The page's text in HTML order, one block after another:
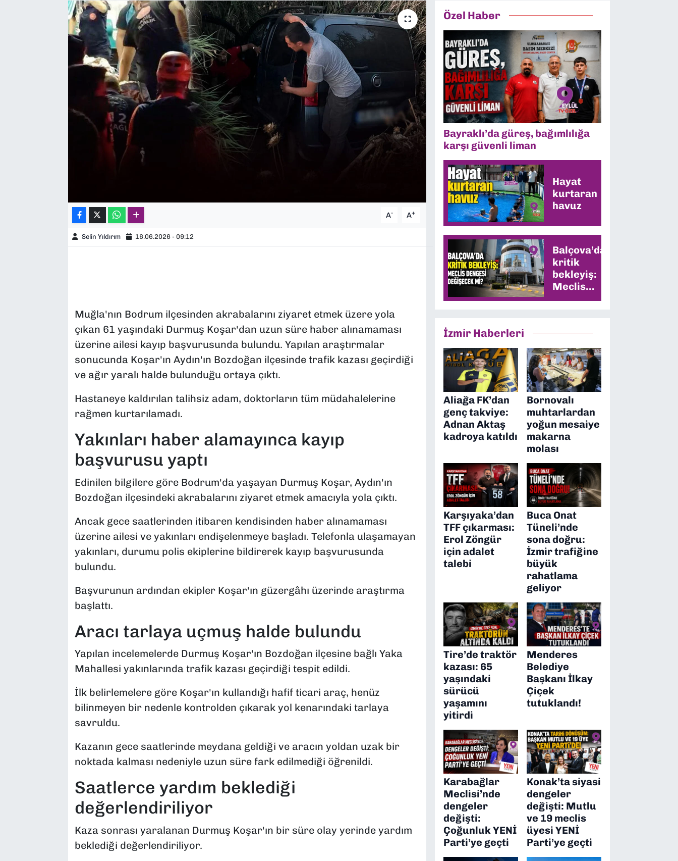
A- A+
Selin Yıldırım 16.06.2026 - 09:12
Muğla'nın Bodrum ilçesinden akrabalarını ziyaret etmek üzere yola
çıkan 61 yaşındaki Durmuş Koşar'dan uzun süre haber alınamaması
üzerine ailesi kayıp başvurusunda bulundu. Yapılan araştırmalar
sonucunda Koşar'ın Aydın'ın Bozdoğan ilçesinde trafik kazası geçirdiği
ve ağır yaralı halde bulunduğu ortaya çıktı.
Hastaneye kaldırılan talihsiz adam, doktorların tüm müdahalelerine
rağmen kurtarılamadı.
Yakınları haber alamayınca kayıp
başvurusu yaptı
Edinilen bilgilere göre Bodrum'da yaşayan Durmuş Koşar, Aydın'ın
Bozdoğan ilçesindeki akrabalarını ziyaret etmek amacıyla yola çıktı.
Ancak gece saatlerinden itibaren kendisinden haber alınamaması
üzerine ailesi ve yakınları endişelenmeye başladı. Telefonla ulaşamayan
yakınları, durumu polis ekiplerine bildirerek kayıp başvurusunda
bulundu.
Başvurunun ardından ekipler Koşar'ın güzergâhı üzerinde araştırma
başlattı.
Aracı tarlaya uçmuş halde bulundu
Yapılan incelemelerde Durmuş Koşar'ın Bozdoğan ilçesine bağlı Yaka
Mahallesi yakınlarında trafik kazası geçirdiği tespit edildi.
İlk belirlemelere göre Koşar'ın kullandığı hafif ticari araç, henüz
bilinmeyen bir nedenle kontrolden çıkarak yol kenarındaki tarlaya
savruldu.
Kazanın gece saatlerinde meydana geldiği ve aracın yoldan uzak bir
noktada kalması nedeniyle uzun süre fark edilmediği öğrenildi.
Saatlerce yardım beklediği
değerlendiriliyor
Kaza sonrası yaralanan Durmuş Koşar'ın bir süre olay yerinde yardım
beklediği değerlendiriliyor.
Özel Haber
Bayraklı’da güreş, bağımlılığa
karşı güvenli liman
Hayat
kurtaran
havuz
Balçova’da
kritik
bekleyiş:
Meclis
dengesi
İzmir Haberleri
Aliağa FK’dan
genç takviye:
Adnan Aktaş
kadroya katıldı
Bornovalı
muhtarlardan
yoğun mesaiye
makarna
molası
Karşıyaka’dan
TFF çıkarması:
Erol Zöngür
için adalet
talebi
Buca Onat
Tüneli’nde
sona doğru:
İzmir trafiğine
büyük
rahatlama
geliyor
Tire’de traktör
kazası: 65
yaşındaki
sürücü
yaşamını
yitirdi
Menderes
Belediye
Başkanı İlkay
Çiçek
tutuklandı!
Karabağlar
Meclisi’nde
dengeler
değişti:
Çoğunluk YENİ
Parti’ye geçti
Konak’ta siyasi
dengeler
değişti: Mutlu
ve 19 meclis
üyesi YENİ
Parti’ye geçti
TEKNOLOJİ
YEREL YÖNETİMLER